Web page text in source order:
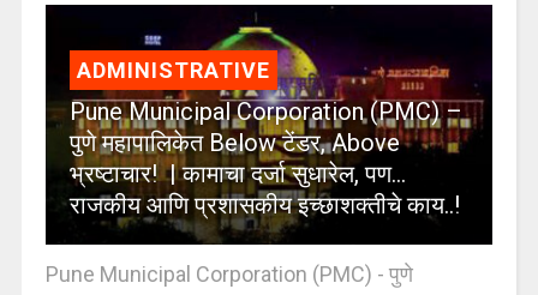
ADMINISTRATIVE
Pune Municipal Corporation (PMC) –
पुणे महापालिकेत Below टेंडर, Above
भ्रष्टाचार! | कामाचा दर्जा सुधारेल, पण…
राजकीय आणि प्रशासकीय इच्छाशक्तीचे काय..!
Pune Municipal Corporation (PMC) - पुणे